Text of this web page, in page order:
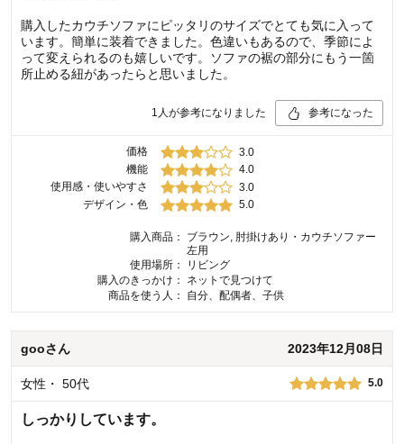
購入したカウチソファにピッタリのサイズでとても気に入って
います。簡単に装着できました。色違いもあるので、季節によ
って変えられるのも嬉しいです。ソファの裾の部分にもう一箇
所止める紐があったらと思いました。
1 人が参考になりました 参考になった
価格
3.0
機能
4.0
使用感・使いやすさ
3.0
デザイン・色
5.0
購入商品：
ブラウン, 肘掛けあり・カウチソファー
左用
使用場所：
リビング
購入のきっかけ：
ネットで見つけて
商品を使う人：
自分、配偶者、子供
gooさん 2023年12月08日
女性 ・ 50代 5.0
しっかりしています。